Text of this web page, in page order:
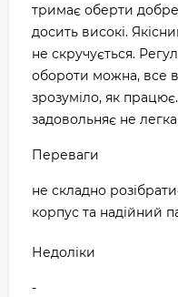
тримає оберти добре
досить високі.
не скручується.
обороти можна, все в
зрозуміло, як
задовольняє не
Переваги
не складно
корпус та надійний
Недоліки
-